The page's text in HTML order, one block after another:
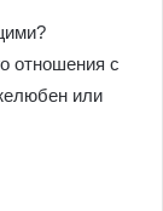
отношения с
или